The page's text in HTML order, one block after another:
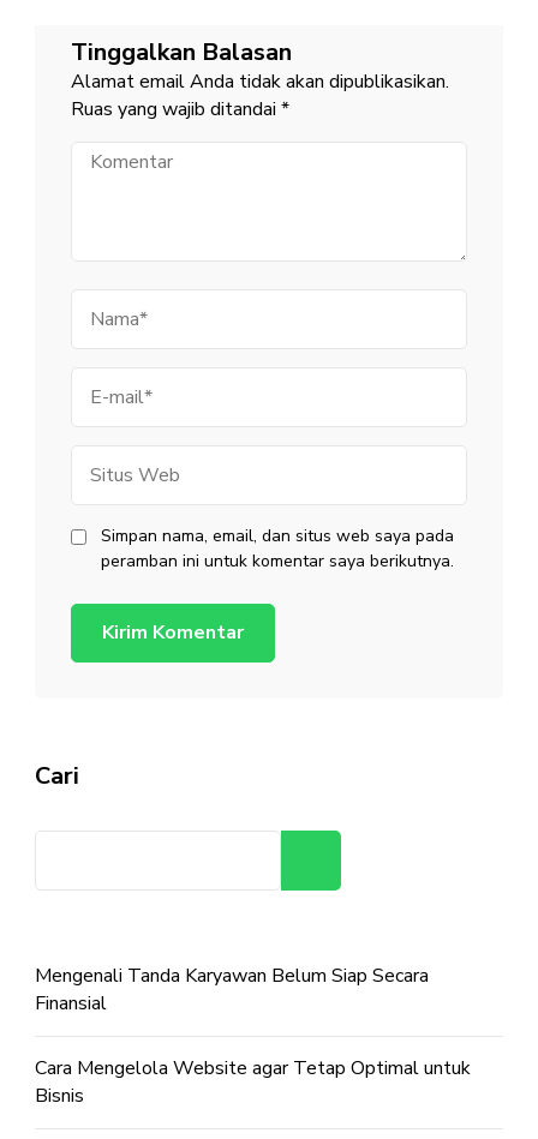
Tinggalkan Balasan
Alamat email Anda tidak akan dipublikasikan.
Ruas yang wajib ditandai *
Komentar
mail
Web
Simpan nama, email, dan situs web saya pada
peramban ini untuk komentar saya berikutnya.
Cari
Mengenali Tanda Karyawan Belum Siap Secara
Finansial
Cara Mengelola Website agar Tetap Optimal untuk
Bisnis